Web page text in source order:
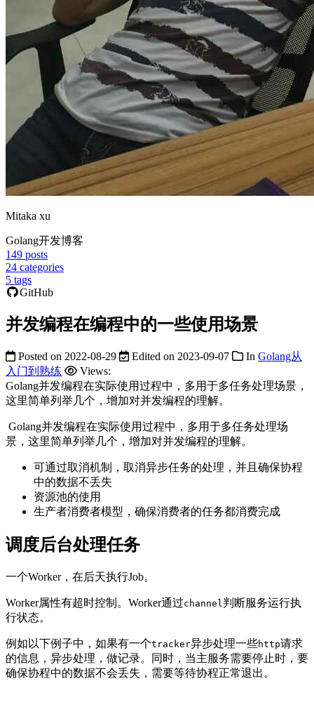
Mitaka xu
Golang开发博客
149 posts
24 categories
5 tags
GitHub
并发编程在编程中的一些使用场景
Posted on 2022-08-29 Edited on 2023-09-07 In Golang从
入门到熟练
Views:
Golang并发编程在实际使用过程中，多用于多任务处理场景，
这里简单列举几个，增加对并发编程的理解。
​ Golang并发编程在实际使用过程中，多用于多任务处理场
景，这里简单列举几个，增加对并发编程的理解。
可通过取消机制，取消异步任务的处理，并且确保协程
中的数据不丢失
资源池的使用
生产者消费者模型，确保消费者的任务都消费完成
调度后台处理任务
一个Worker，在后天执行Job。
Worker属性有超时控制。Worker通过channel 判断服务运行执
行状态。
例如以下例子中，如果有一个tracker异步处理一些http请求
的信息，异步处理，做记录。同时，当主服务需要停止时，要
确保协程中的数据不会丢失，需要等待协程正常退出。